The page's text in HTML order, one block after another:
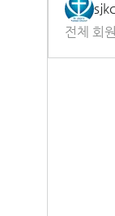
전체 회